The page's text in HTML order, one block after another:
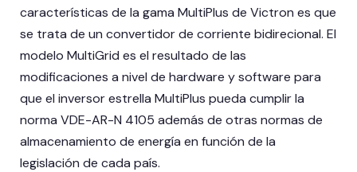
características de la gama MultiPlus de Victron es que
se trata de un convertidor de corriente bidirecional. El
modelo MultiGrid es el resultado de las
modificaciones a nivel de hardware y software para
que el inversor estrella MultiPlus pueda cumplir la
norma VDE-AR-N 4105 además de otras normas de
almacenamiento de energía en función de la
legislación de cada país.